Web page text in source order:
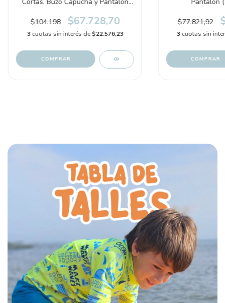
$104.198
$67.728,70
3 cuotas sin interés de$22.576,23
COMPRAR
$77.821,92
3cuotas sin
COMPRAR